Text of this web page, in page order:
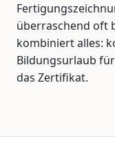
überraschend oft
kombiniert alles:
Bildungsurlaub
das Zertifikat.